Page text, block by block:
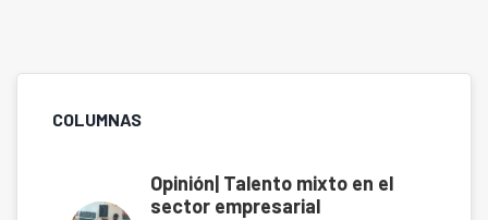
COLUMNAS
Opinión| Talento mixto en el
sector empresarial